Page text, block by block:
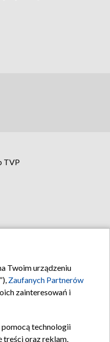
TVP
Twoim urządzeniu
Zaufanych Partnerów
zainteresowań i
pomocą technologii
treści oraz reklam,